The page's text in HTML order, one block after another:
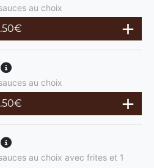
au choix
€
au choix
€
au choix avec frites et 1